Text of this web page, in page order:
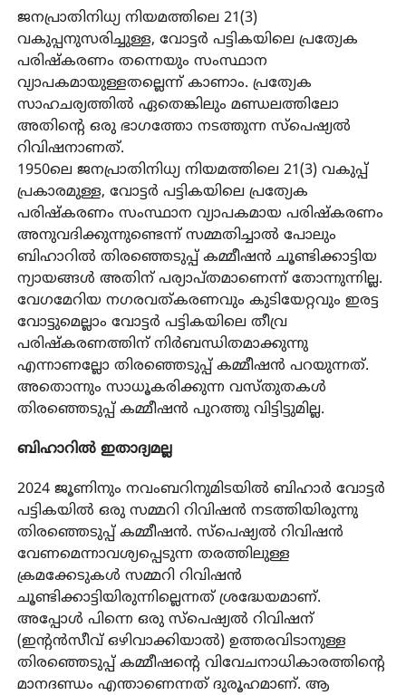
ജനപ്രാതിനിധ്യ നിയമത്തിലെ 21(3)
വകുപ്പനുസരിച്ചുള്ള, വോട്ടര്‍ പട്ടികയിലെ പ്രത്യേക
പരിഷ്‌കരണം തന്നെയും സംസ്ഥാന
വ്യാപകമായുള്ളതല്ലെന്ന് കാണാം. പ്രത്യേക
സാഹചര്യത്തില്‍ ഏതെങ്കിലും മണ്ഡലത്തിലോ
അതിന്റെ ഒരു ഭാഗത്തോ നടത്തുന്ന സ്‌പെഷ്യല്‍
റിവിഷനാണത്.
1950ലെ ജനപ്രാതിനിധ്യ നിയമത്തിലെ 21(3) വകുപ്പ്
പ്രകാരമുള്ള, വോട്ടര്‍ പട്ടികയിലെ പ്രത്യേക
പരിഷ്‌കരണം സംസ്ഥാന വ്യാപകമായ പരിഷ്‌കരണം
അനുവദിക്കുന്നുണ്ടെന്ന് സമ്മതിച്ചാല്‍ പോലും
ബിഹാറില്‍ തിരഞ്ഞെടുപ്പ് കമ്മീഷന്‍ ചൂണ്ടിക്കാട്ടിയ
ന്യായങ്ങള്‍ അതിന് പര്യാപ്തമാണെന്ന് തോന്നുന്നില്ല.
വേഗമേറിയ നഗരവത്കരണവും കുടിയേറ്റവും ഇരട്ട
വോട്ടുമെല്ലാം വോട്ടര്‍ പട്ടികയിലെ തീവ്ര
പരിഷ്‌കരണത്തിന് നിര്‍ബന്ധിതമാക്കുന്നു
എന്നാണല്ലോ തിരഞ്ഞെടുപ്പ് കമ്മീഷന്‍ പറയുന്നത്.
അതൊന്നും സാധൂകരിക്കുന്ന വസ്തുതകള്‍
തിരഞ്ഞെടുപ്പ് കമ്മീഷന്‍ പുറത്തു വിട്ടിട്ടുമില്ല.
ബിഹാറില്‍ ഇതാദ്യമല്ല
2024 ജൂണിനും നവംബറിനുമിടയില്‍ ബിഹാര്‍ വോട്ടര്‍
പട്ടികയില്‍ ഒരു സമ്മറി റിവിഷന്‍ നടത്തിയിരുന്നു
തിരഞ്ഞെടുപ്പ് കമ്മീഷന്‍. സ്‌പെഷ്യല്‍ റിവിഷന്‍
വേണമെന്നാവശ്യപ്പെടുന്ന തരത്തിലുള്ള
ക്രമക്കേടുകള്‍ സമ്മറി റിവിഷന്‍
ചൂണ്ടിക്കാട്ടിയിരുന്നില്ലെന്നത് ശ്രദ്ധേയമാണ്.
അപ്പോള്‍ പിന്നെ ഒരു സ്‌പെഷ്യല്‍ റിവിഷന്
(ഇന്റന്‍സീവ് ഒഴിവാക്കിയാല്‍) ഉത്തരവിടാനുള്ള
തിരഞ്ഞെടുപ്പ് കമ്മീഷന്റെ വിവേചനാധികാരത്തിന്റെ
മാനദണ്ഡം എന്താണെന്നത് ദുരൂഹമാണ്. ആ